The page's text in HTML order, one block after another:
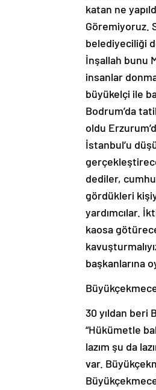
katan ne
Göremiyoruz.
belediyeciliği
İnşallah bunu
insanlar
büyükelçi ile
Bodrum’da
oldu
İstanbul’u
dediler,
gördükleri
yardımcılar.
kaosa
başkanlarına
30 yıldan beri
“Hükümetle
lazım şu da
var.